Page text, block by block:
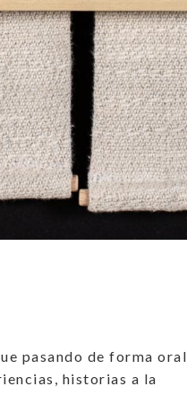
pasando de forma oral
historias a la